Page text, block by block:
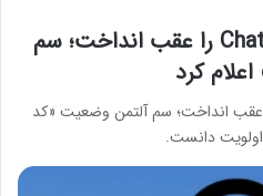
اوپن‌اِی‌آی تبلیغات ChatGPT را عقب انداخت؛ سم
کرد
انداخت؛ سم آلتمن وضعیت «کد
اولویت دانست.